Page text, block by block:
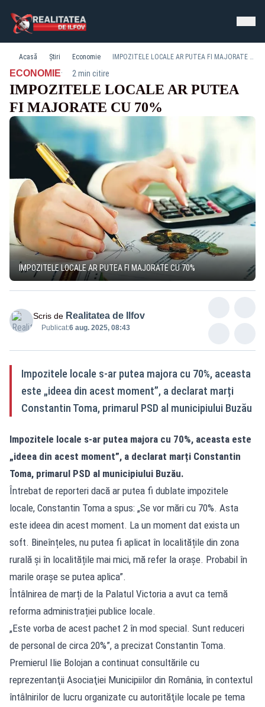
Acasă Știri Economie IMPOZITELE LOCALE AR PUTEA FI MAJORATE CU 70%
ECONOMIE· 2 min citire
IMPOZITELE LOCALE AR PUTEA
FI MAJORATE CU 70%
IMPOZITELE LOCALE AR PUTEA FI MAJORATE CU 70%
Scris de Realitatea de Ilfov
Publicat:6 aug. 2025, 08:43
Impozitele locale s-ar putea majora cu 70%, aceasta
este „ideea din acest moment”, a declarat marți
Constantin Toma, primarul PSD al municipiului Buzău
Impozitele locale s-ar putea majora cu 70%, aceasta este
„ideea din acest moment”, a declarat marți Constantin
Toma, primarul PSD al municipiului Buzău.
Întrebat de reporteri dacă ar putea fi dublate impozitele
locale, Constantin Toma a spus: „Se vor mări cu 70%. Asta
este ideea din acest moment. La un moment dat exista un
soft. Bineînțeles, nu putea fi aplicat în localitățile din zona
rurală și în localitățile mai mici, mă refer la orașe. Probabil în
marile orașe se putea aplica”.
Întâlnirea de marți de la Palatul Victoria a avut ca temă
reforma administrației publice locale.
„Este vorba de acest pachet 2 în mod special. Sunt reduceri
de personal de circa 20%”, a precizat Constantin Toma.
Premierul Ilie Bolojan a continuat consultările cu
reprezentanţii Asociaţiei Municipiilor din România, în contextul
întâlnirilor de lucru organizate cu autorităţile locale pe tema